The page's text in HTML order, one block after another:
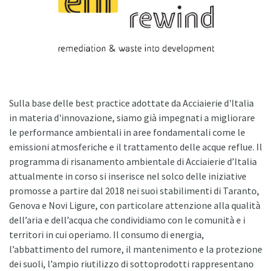
Sulla base delle best practice adottate da Acciaierie d'Italia
in materia d'innovazione, siamo già impegnati a migliorare
le performance ambientali in aree fondamentali come le
emissioni atmosferiche e il trattamento delle acque reflue. Il
programma di risanamento ambientale di Acciaierie d’Italia
attualmente in corso si inserisce nel solco delle iniziative
promosse a partire dal 2018 nei suoi stabilimenti di Taranto,
Genova e Novi Ligure, con particolare attenzione alla qualità
dell’aria e dell’acqua che condividiamo con le comunità e i
territori in cui operiamo. Il consumo di energia,
l’abbattimento del rumore, il mantenimento e la protezione
dei suoli, l’ampio riutilizzo di sottoprodotti rappresentano